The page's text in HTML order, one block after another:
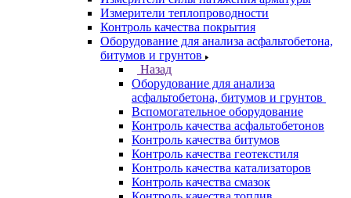
Измерители теплопроводности
Контроль качества покрытия
Оборудование для анализа асфальтобетона,
битумов и грунтов
Назад
Оборудование для анализа
асфальтобетона, битумов и грунтов
Вспомогательное оборудование
Контроль качества асфальтобетонов
Контроль качества битумов
Контроль качества геотекстиля
Контроль качества катализаторов
Контроль качества смазок